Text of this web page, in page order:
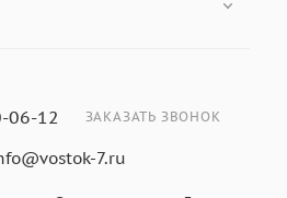
06-12 ЗАКАЗАТЬ ЗВОНОК
7.ru